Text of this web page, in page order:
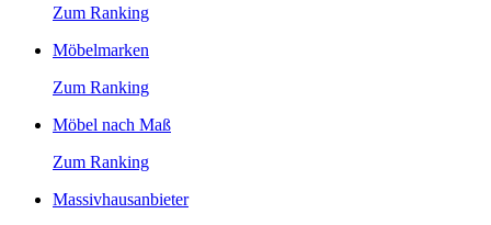
Zum Ranking
Möbelmarken
Zum Ranking
Möbel nach Maß
Zum Ranking
Massivhausanbieter